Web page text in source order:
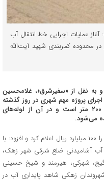
عملیات اجرایی خط انتقال آب
این شهر در محدوده کمربندی شهید آیت‌الله
و به نقل از «سفیرشرق»، غلامحسین
اجرای پروژه مهم شهری در روز گذشته
متراژ لوله‌گذاری این پروژه حدود ۳ هزار و ۲۰۰ متر است و در آن از لوله‌های
وی اعتبار پیش‌بینی‌شده برای اجرای این طرح را ۱۰۰ میلیارد ریال اعلام کرد و افزود: با
آب آشامیدنی ضلع شرقی شهر زهک،
شهرکی، هیرمند و شیخ حسینی
زهکی شاهد پایداری آب در